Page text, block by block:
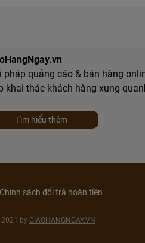
pháp quảng cáo & bán hàng
khai thác khách hàng xung
Tìm hiểu thêm
Chính sách đổi trả hoàn tiền
by GIAOHANGNGAY.VN